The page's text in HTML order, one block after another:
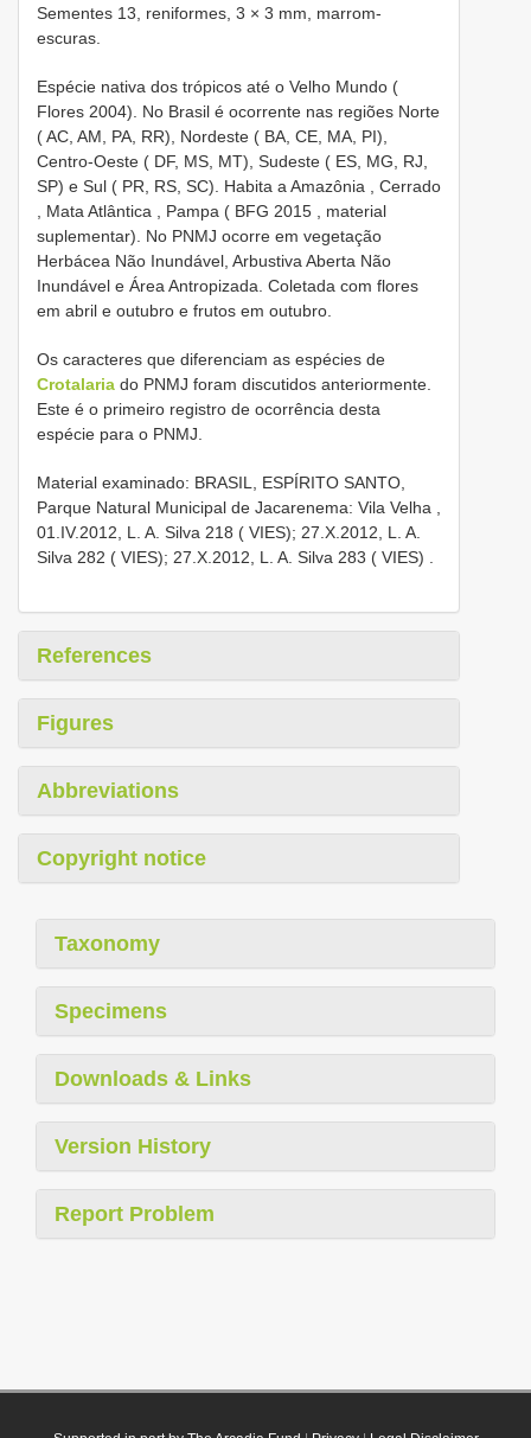
Sementes 13, reniformes, 3 × 3 mm, marrom-
escuras.
Espécie nativa dos trópicos até o Velho Mundo (
Flores 2004). No Brasil é ocorrente nas regiões Norte
( AC, AM, PA, RR), Nordeste ( BA, CE, MA, PI),
Centro-Oeste ( DF, MS, MT), Sudeste ( ES, MG, RJ,
SP) e Sul ( PR, RS, SC). Habita a Amazônia , Cerrado
, Mata Atlântica , Pampa ( BFG 2015 , material
suplementar). No PNMJ ocorre em vegetação
Herbácea Não Inundável, Arbustiva Aberta Não
Inundável e Área Antropizada. Coletada com flores
em abril e outubro e frutos em outubro.
Os caracteres que diferenciam as espécies de
Crotalaria do PNMJ foram discutidos anteriormente.
Este é o primeiro registro de ocorrência desta
espécie para o PNMJ.
Material examinado: BRASIL, ESPÍRITO SANTO,
Parque Natural Municipal de Jacarenema: Vila Velha ,
01.IV.2012, L. A. Silva 218 ( VIES); 27.X.2012, L. A.
Silva 282 ( VIES); 27.X.2012, L. A. Silva 283 ( VIES) .
References
Figures
Abbreviations
Copyright notice
Taxonomy
Specimens
Downloads & Links
Version History
Report Problem